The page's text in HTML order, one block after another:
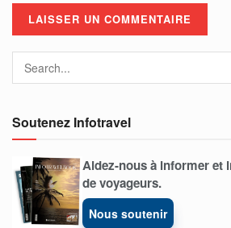
Soutenez Infotravel
Aidez-nous à informer et
de voyageurs.
Nous soutenir